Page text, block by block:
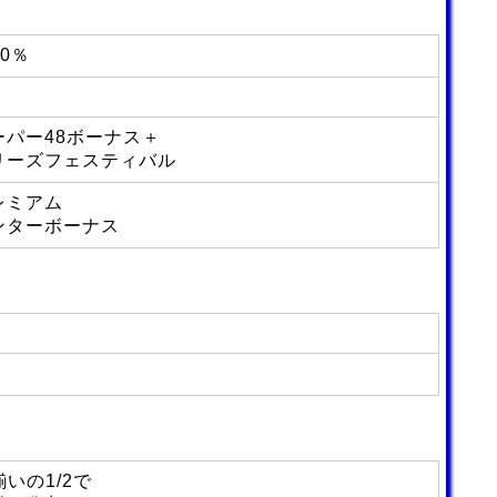
％
パー48ボーナス＋
ーズフェスティバル
ミアム
ターボーナス
いの1/2で